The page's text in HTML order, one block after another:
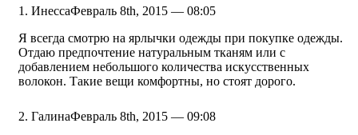
ИнессаФевраль 8th, 2015 — 08:05
Я всегда смотрю на ярлычки одежды при покупке одежды.
Отдаю предпочтение натуральным тканям или с
добавлением небольшого количества искусственных
волокон. Такие вещи комфортны, но стоят дорого.
ГалинаФевраль 8th, 2015 — 09:08